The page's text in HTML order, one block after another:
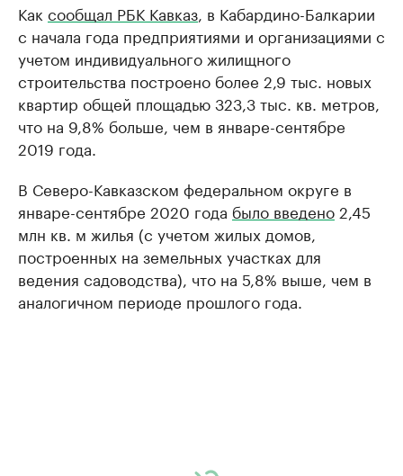
Как сообщал РБК Кавказ , в Кабардино-Балкарии
с начала года предприятиями и организациями с
учетом индивидуального жилищного
строительства построено более 2,9 тыс. новых
квартир общей площадью 323,3 тыс. кв. метров,
что на 9,8% больше, чем в январе-сентябре
2019 года.
В Северо-Кавказском федеральном округе в
январе-сентябре 2020 года было введено 2,45
млн кв. м жилья (с учетом жилых домов,
построенных на земельных участках для
ведения садоводства), что на 5,8% выше, чем в
аналогичном периоде прошлого года.